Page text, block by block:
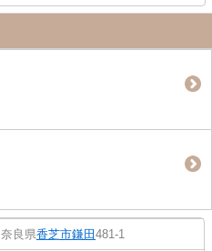
奈良県香芝市鎌田 481-1